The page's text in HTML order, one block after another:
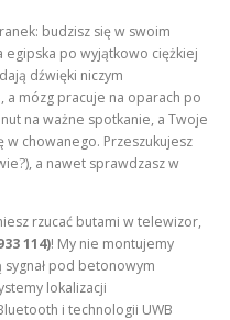
budzisz się w swoim
egipska po wyjątkowo ciężkiej
dźwięki niczym
a mózg pracuje na oparach po
na ważne spotkanie, a Twoje
w chowanego. Przeszukujesz
a nawet sprawdzasz w
rzucać butami w telewizor,
114)! My nie montujemy
sygnał pod betonowym
lokalizacji
i technologii UWB